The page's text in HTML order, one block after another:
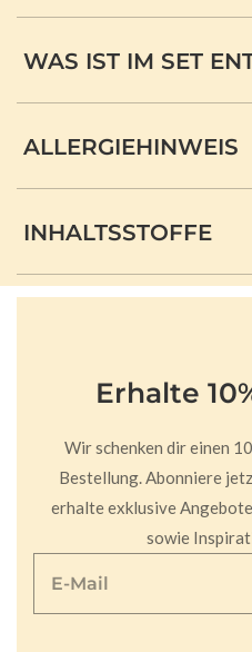
WAS IST IM SET
ALLERGIEHINWEIS
INHALTSSTOFFE
Erhalte
Wir schenken dir einen
Bestellung. Abonniere
erhalte exklusive
sowie
E-